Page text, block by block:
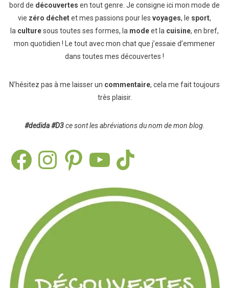
bord de découvertes en tout genre. Je consigne ici mon mode de
vie zéro déchetet mes passions pour les voyages, le sport,
la culturesous toutes ses formes, la modeet la cuisine, en bref,
mon quotidien ! Le tout avec mon chat que j’essaie d’emmener
dans toutes mes découvertes !
N’hésitez pas à me laisser un commentaire, cela me fait toujours
très plaisir.
#dedida #D3ce sont les abréviations du nom de mon blog.
FacebookInstagramPinterest TikTok